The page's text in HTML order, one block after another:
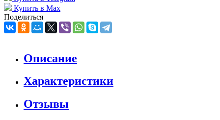
Купить в Max
Поделиться
Описание
Характеристики
Отзывы